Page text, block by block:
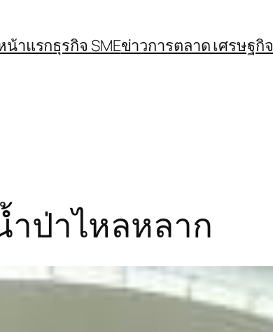
น้าแรกธุรกิจ SMEข่าวการตลาด เศรษฐกิจ
ำป่าไหลหลาก